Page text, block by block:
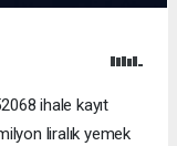
ihale kayıt
liralık yemek